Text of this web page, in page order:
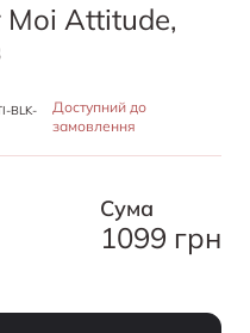
Moi Attitude,
BLK-
Доступний до
замовлення
Cума
1099 грн